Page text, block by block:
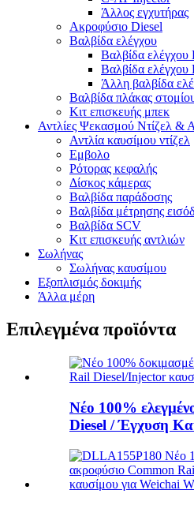
Άλλος εγχυτήρας
Ακροφύσιο Diesel
Βαλβίδα ελέγχου
Βαλβίδα ελέγχου
Βαλβίδα ελέγχου
Άλλη βαλβίδα
Βαλβίδα πλάκας
Κιτ επισκευής μπεκ
Αντλίες Ψεκασμού Ντίζελ &
Αντλία καυσίμου ντίζελ
Εμβολο
Ρότορας κεφαλής
Δίσκος κάμερας
Βαλβίδα παράδοσης
Βαλβίδα μέτρησης
Βαλβίδα SCV
Κιτ επισκευής αντλιών
Σωλήνας
Σωλήνας καυσίμου
Εξοπλισμός δοκιμής
Άλλα μέρη
Επιλεγμένα προϊόντα
Νέο 100%
Diesel / Έγχυση